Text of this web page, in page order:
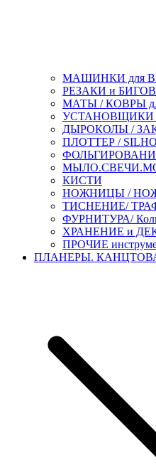
МАШИНКИ для
РЕЗАКИ и
МАТЫ / КОВРЫ
УСТАНОВЩИКИ
ДЫРОКОЛЫ /
ПЛОТТЕР /
КИСТИ
НОЖНИЦЫ / НОЖИ
ТИСНЕНИЕ/
ФУРНИТУРА/
ХРАНЕНИЕ и
ПРОЧИЕ
ПЛАНЕРЫ.